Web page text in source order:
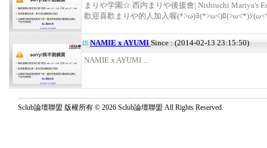
まりや学園☆ 西内まりや後援會| Nishiuchi Mariya's
歡迎喜歡まりや的人加入喔(*>ω)ﾖ(*>ω<)ﾛ(>ω<*)ｼ
NAMIE x AYUMI Since : (2014-02-13 23:15:50)
NAMIE x AYUMI ...
Sclub論壇聯盟 版權所有 © 2026 Sclub論壇聯盟 All Rights Reserved.